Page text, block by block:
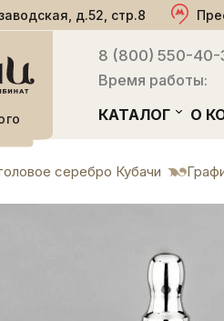
д.52, стр.8
8 (800) 550-40-
Время работы:
КАТАЛОГ О
серебро Кубачи